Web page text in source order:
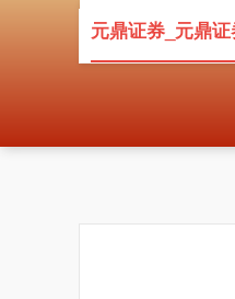
元鼎证券_元鼎